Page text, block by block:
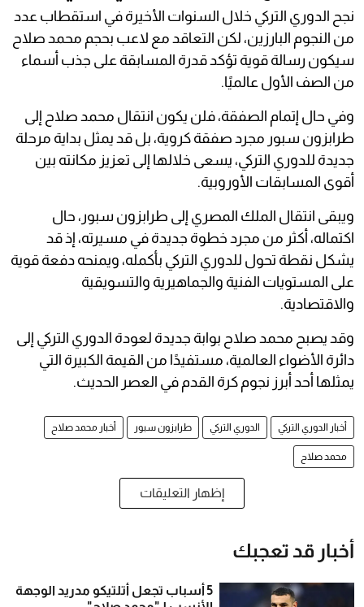
نجح الدوري التركي خلال السنوات الأخيرة في استقطاب عدد
من النجوم البارزين، لكن التعاقد مع لاعب بحجم محمد صلاح
سيكون رسالة قوية تؤكد قدرة المسابقة على جذب أسماء
من الصف الأول عالميًا.
وفي حال إتمام الصفقة، فلن يكون انتقال محمد صلاح إلى
طرابزون سبور مجرد صفقة كروية، بل قد يمثل بداية مرحلة
جديدة للدوري التركي، يسعى خلالها إلى تعزيز مكانته بين
أقوى المسابقات الأوروبية.
ويبقى انتقال الملك المصري إلى طرابزون سبور، حال
اكتماله، أكثر من مجرد خطوة جديدة في مسيرته، إذ قد
يشكل نقطة تحول للدوري التركي بأكمله، ويمنحه دفعة قوية
على المستويات الفنية والجماهيرية والتسويقية
والاقتصادية.
وقد يصبح محمد صلاح بوابة جديدة لعودة الدوري التركي إلى
دائرة الأضواء العالمية، مستفيدًا من القيمة الكبيرة التي
يمثلها أحد أبرز نجوم كرة القدم في العصر الحديث.
أخبار الدوري التركي الدوري التركي طرابزون سبور أخبار محمد صلاح
محمد صلاح
إظهار التعليقات
أخبار قد تعجبك
5 أسباب تجعل أتلتيكو مدريد الوجهة